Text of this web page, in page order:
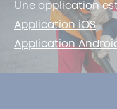
Une application
Application iOS
Application